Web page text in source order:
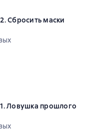
Сбросить маски
4,4 на основе 29 оценок
1. Ловушка прошлого